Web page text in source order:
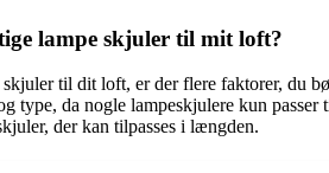
lampe skjuler til mit loft?
til dit loft, er der flere faktorer, du
type, da nogle lampeskjulere kun
der kan tilpasses i længden.